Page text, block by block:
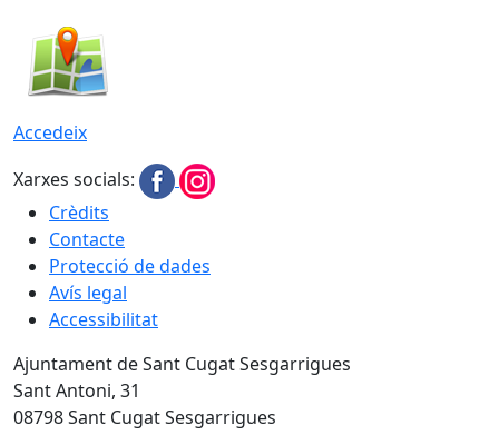
Accedeix
Xarxes socials:
Crèdits
Contacte
Protecció de dades
Avís legal
Accessibilitat
Ajuntament de Sant Cugat Sesgarrigues
Sant Antoni, 31
08798 Sant Cugat Sesgarrigues